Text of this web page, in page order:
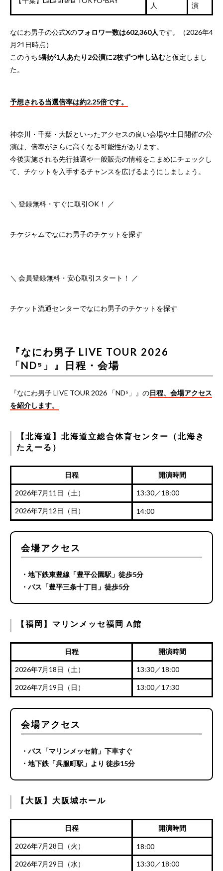
人
演
なにわ男子の公式Xのフォロワー数は602,360人です。（2026年4
月21日時点）
このうち5割が1人あたり2公演に2枚ずつ申し込むと仮定しまし
た。
予想される当選倍率は約2.25倍です。
神奈川・千葉・大阪といったアクセスの良い会場や土日開催の公
演は、倍率がさらに高くなる可能性があります。
今後実施される先行抽選や一般販売の情報をこまめにチェックし
て、チケットを入手するチャンスを広げるようにしましょう。
＼ 登録無料・すぐに取引OK！ ／
チケジャムでなにわ男子のチケットを探す
＼ 会員登録無料・安心取引スタート！ ／
チケット流通センターでなにわ男子のチケットを探す
『なにわ男子 LIVE TOUR 2026
「ND⁵」』日程・会場
『なにわ男子 LIVE TOUR 2026 「ND⁵」』の日程、会場アクセス
を紹介します。
【北海道】北海道立総合体育センター（北海き
たえーる）
日程 開演時間
2026年7月11日（土） 13:30／18:00
2026年7月12日（日） 14:00
会場アクセス
・地下鉄東豊線「豊平公園駅」徒歩5分
・バス「豊平三条十丁目」徒歩5分
【福岡】マリンメッセ福岡 A館
日程 開演時間
2026年7月18日（土） 13:30／18:00
2026年7月19日（日） 13:00／17:30
会場アクセス
・バス「マリンメッセ前」下車すぐ
・地下鉄「呉服町駅」より 徒歩15分
【大阪】大阪城ホール
日程 開演時間
2026年7月28日（火） 18:00
2026年7月29日（水） 13:30／18:00